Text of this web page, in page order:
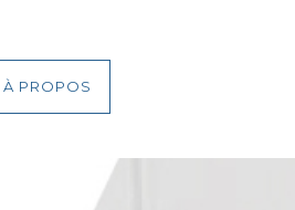
À PROPOS